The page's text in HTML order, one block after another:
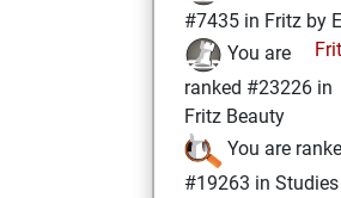
#7435 in Fritz by
You are
ranked #23226 in
Fritz Beauty
You are
#19263 in Studies